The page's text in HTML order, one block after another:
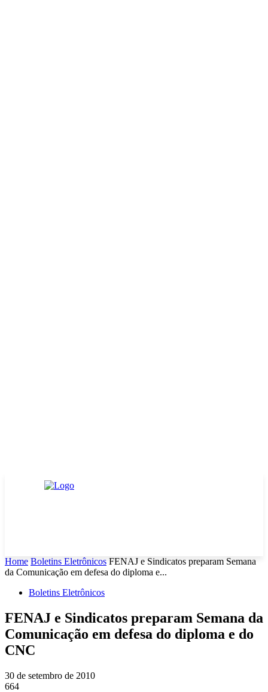
Home Boletins Eletrônicos FENAJ e Sindicatos preparam Semana
da Comunicação em defesa do diploma e...
Boletins Eletrônicos
FENAJ e Sindicatos preparam Semana da
Comunicação em defesa do diploma e do
CNC
30 de setembro de 2010
664